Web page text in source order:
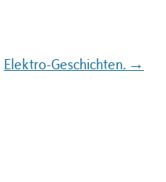
Elektro-Geschichten. →